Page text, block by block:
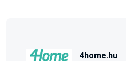
4home.hu